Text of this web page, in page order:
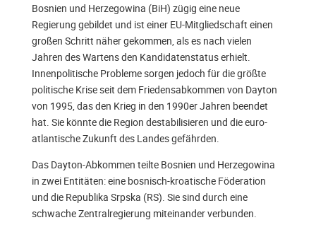
Bosnien und Herzegowina (BiH) zügig eine neue
Regierung gebildet und ist einer EU-Mitgliedschaft einen
großen Schritt näher gekommen, als es nach vielen
Jahren des Wartens den Kandidatenstatus erhielt.
Innenpolitische Probleme sorgen jedoch für die größte
politische Krise seit dem Friedensabkommen von Dayton
von 1995, das den Krieg in den 1990er Jahren beendet
hat. Sie könnte die Region destabilisieren und die euro-
atlantische Zukunft des Landes gefährden.
Das Dayton-Abkommen teilte Bosnien und Herzegowina
in zwei Entitäten: eine bosnisch-kroatische Föderation
und die Republika Srpska (RS). Sie sind durch eine
schwache Zentralregierung miteinander verbunden.